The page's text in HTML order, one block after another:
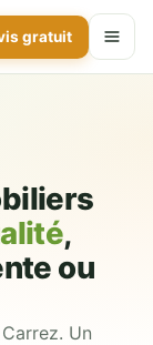
gratuit
,
ou
Un